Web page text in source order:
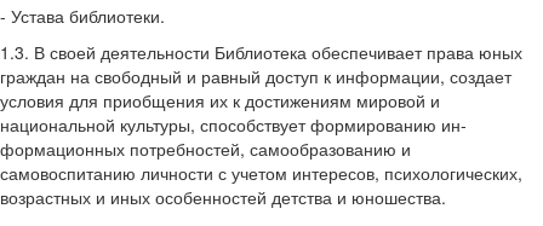
- Устава библиотеки.
1.3. В своей деятельности Библиотека обеспечивает права юных
граждан на свободный и равный доступ к информации, создает
условия для приобщения их к достижениям мировой и
национальной культуры, способствует формированию ин­
формационных потребностей, самообразованию и
самовоспитанию личности с учетом интересов, психологических,
возрастных и иных особенностей детства и юношества.